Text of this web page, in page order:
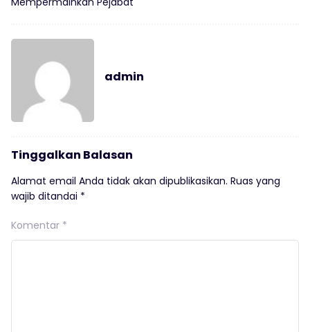
admin
Tinggalkan Balasan
Alamat email Anda tidak akan dipublikasikan. Ruas yang
wajib ditandai *
Komentar *